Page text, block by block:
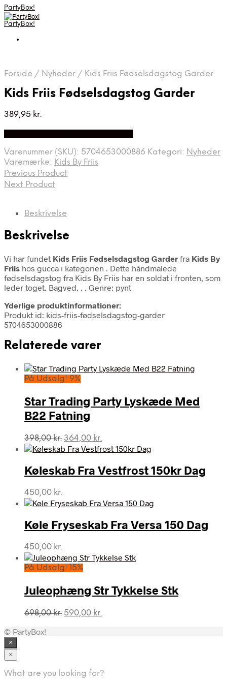
PartyBox!
PartyBox!
Forside / Nyheder / Kids Friis Fødselsdagstog Garder
Kids Friis Fødselsdagstog Garder
389,95 kr.
Varenummer (SKU): 5704653000886 Kategori: Nyheder
Varemærke: Kids By Friis
Previous Product
Next Product
Beskrivelse
Beskrivelse
Vi har fundet Kids Friis Fødselsdagstog Garder fra Kids By
Friis hos gucca i kategorien . Dette håndmalede
fødselsdagstog fra Kids By Friis har en soldat i fronten, som
leder toget. Bagved. . . Genre: pynt
Yderlige produktinformationer:
Produkt id: kids-friis-fødselsdagstog-garder
5704653000886
Relaterede varer
På Udsalg! 9%
Star Trading Party Lyskæde Med
B22 Fatning
398,00kr. Den
oprindelige
var:
398,00 kr..
364,00 kr.
aktuelle
er:
364,00 kr..
Køleskab Fra Vestfrost 150kr Dag
450,00 kr.
Køle Fryseskab Fra Versa 150 Dag
450,00 kr.
På Udsalg! 15%
Juleophæng Str Tykkelse Stk
698,00kr. Den
590,00 kr.
© PartyBox!
×
×
What are you looking for?